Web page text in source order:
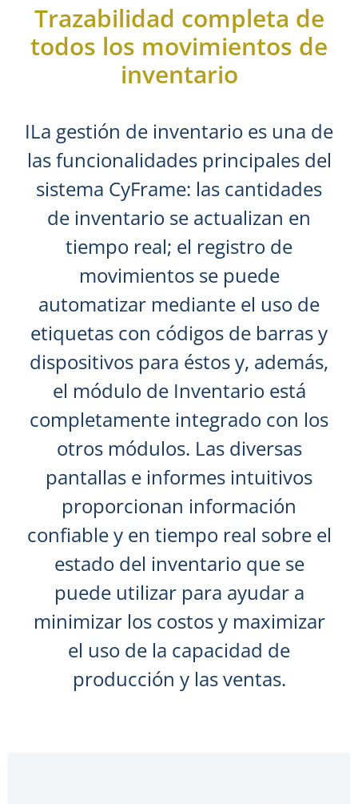
Trazabilidad completa de
todos los movimientos de
inventario
ILa gestión de inventario es una de
las funcionalidades principales del
sistema CyFrame: las cantidades
de inventario se actualizan en
tiempo real; el registro de
movimientos se puede
automatizar mediante el uso de
etiquetas con códigos de barras y
dispositivos para éstos y, además,
el módulo de Inventario está
completamente integrado con los
otros módulos. Las diversas
pantallas e informes intuitivos
proporcionan información
confiable y en tiempo real sobre el
estado del inventario que se
puede utilizar para ayudar a
minimizar los costos y maximizar
el uso de la capacidad de
producción y las ventas.